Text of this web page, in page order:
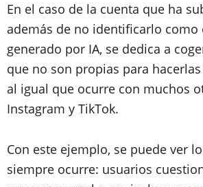
En el caso de la cuenta que ha
además de no identificarlo como
generado por IA, se dedica a
que no son propias para
al igual que ocurre con muchos
Instagram y TikTok.
Con este ejemplo, se puede ver
siempre ocurre: usuarios